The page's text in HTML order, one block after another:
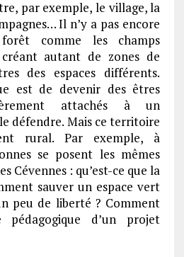
par exemple, le village, la
Il n’y a pas encore
comme les champs
autant de zones de
des espaces différents.
est de devenir des êtres
attachés à un
défendre. Mais ce territoire
rural. Par exemple, à
se posent les mêmes
Cévennes : qu’est-ce que la
sauver un espace vert
peu de liberté ? Comment
d’un projet